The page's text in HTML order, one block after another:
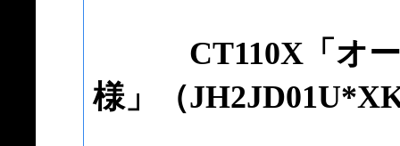
CT110X「オ
様」（